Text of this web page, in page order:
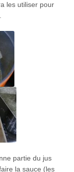
les utiliser pour
partie du jus
la sauce (les